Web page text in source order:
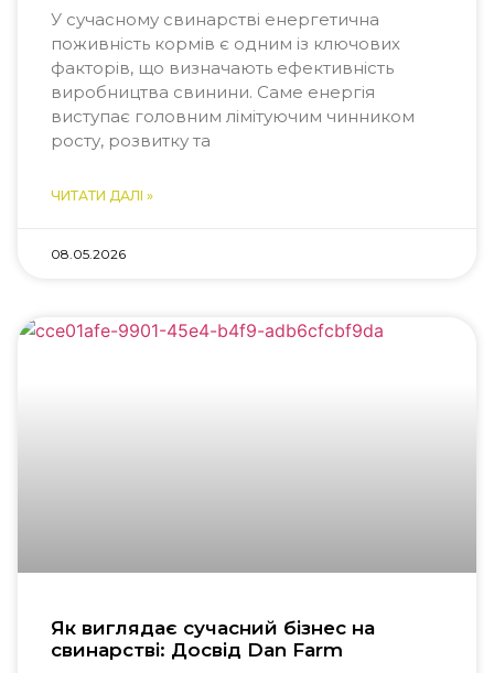
У сучасному свинарстві енергетична
поживність кормів є одним із ключових
факторів, що визначають ефективність
виробництва свинини. Саме енергія
виступає головним лімітуючим чинником
росту, розвитку та
ЧИТАТИ ДАЛІ »
08.05.2026
Як виглядає сучасний бізнес на
свинарстві: Досвід Dan Farm